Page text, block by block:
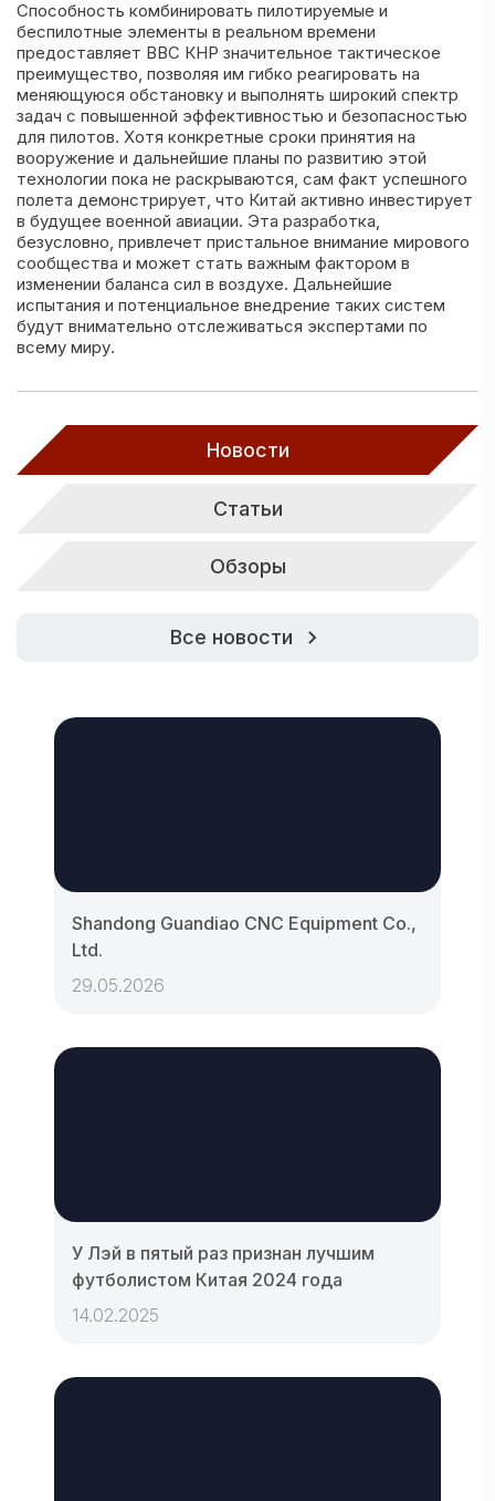
Способность комбинировать пилотируемые и
беспилотные элементы в реальном времени
предоставляет ВВС КНР значительное тактическое
преимущество, позволяя им гибко реагировать на
меняющуюся обстановку и выполнять широкий спектр
задач с повышенной эффективностью и безопасностью
для пилотов. Хотя конкретные сроки принятия на
вооружение и дальнейшие планы по развитию этой
технологии пока не раскрываются, сам факт успешного
полета демонстрирует, что Китай активно инвестирует
в будущее военной авиации. Эта разработка,
безусловно, привлечет пристальное внимание мирового
сообщества и может стать важным фактором в
изменении баланса сил в воздухе. Дальнейшие
испытания и потенциальное внедрение таких систем
будут внимательно отслеживаться экспертами по
всему миру.
Новости
Статьи
Обзоры
Все новости
Shandong Guandiao CNC Equipment Co.,
Ltd.
29.05.2026
У Лэй в пятый раз признан лучшим
футболистом Китая 2024 года
14.02.2025